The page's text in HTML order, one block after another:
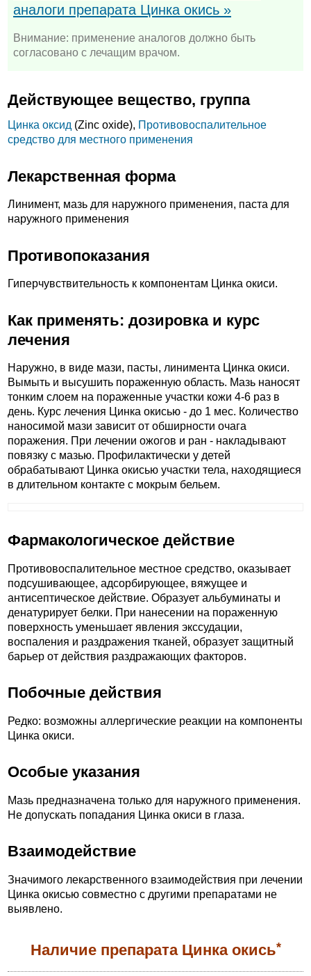
аналоги препарата Цинка окись »
Внимание: применение аналогов должно быть
согласовано с лечащим врачом.
Действующее вещество, группа
Цинка оксид (Zinc oxide), Противовоспалительное
средство для местного применения
Лекарственная форма
Линимент, мазь для наружного применения, паста для
наружного применения
Противопоказания
Гиперчувствительность к компонентам Цинка окиси.
Как применять: дозировка и курс
лечения
Наружно, в виде мази, пасты, линимента Цинка окиси.
Вымыть и высушить пораженную область. Мазь наносят
тонким слоем на пораженные участки кожи 4-6 раз в
день. Курс лечения Цинка окисью - до 1 мес. Количество
наносимой мази зависит от обширности очага
поражения. При лечении ожогов и ран - накладывают
повязку с мазью. Профилактически у детей
обрабатывают Цинка окисью участки тела, находящиеся
в длительном контакте с мокрым бельем.
Фармакологическое действие
Противовоспалительное местное средство, оказывает
подсушивающее, адсорбирующее, вяжущее и
антисептическое действие. Образует альбуминаты и
денатурирует белки. При нанесении на пораженную
поверхность уменьшает явления экссудации,
воспаления и раздражения тканей, образует защитный
барьер от действия раздражающих факторов.
Побочные действия
Редко: возможны аллергические реакции на компоненты
Цинка окиси.
Особые указания
Мазь предназначена только для наружного применения.
Не допускать попадания Цинка окиси в глаза.
Взаимодействие
Значимого лекарственного взаимодействия при лечении
Цинка окисью совместно с другими препаратами не
выявлено.
Наличие препарата Цинка окись*